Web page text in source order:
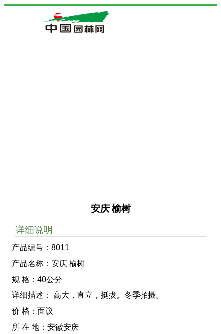
安庆 榆树
详细说明
产品编号：8011
产品名称：安庆 榆树
规 格：40公分
详细描述： 高大，直立，挺拔。冬季拍摄。
价 格：面议
所 在 地：安徽安庆